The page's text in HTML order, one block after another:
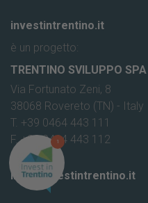
1
investintrentino.it
è un progetto:
TRENTINO SVILUPPO SPA
Via Fortunato Zeni, 8
38068 Rovereto (TN) - Italy
T. +39 0464 443 111
F. +39 0464 443 112
info@investintrentino.it